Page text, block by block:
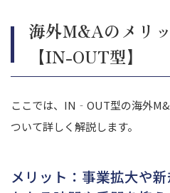
海外M&Aのメリ
【IN-OUT型】
ここでは、IN‐OUT型の海外
ついて詳しく解説します。
メリット：事業拡大や